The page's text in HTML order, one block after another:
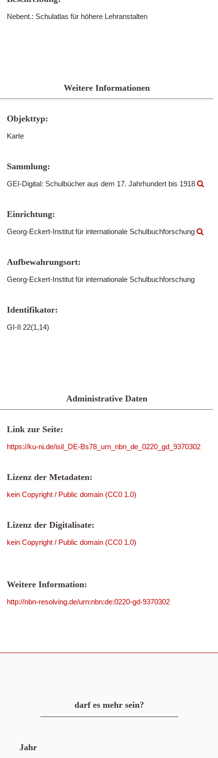
Nebent.: Schulatlas für höhere Lehranstalten
Weitere Informationen
Objekttyp:
Karte
Sammlung:
GEI-Digital: Schulbücher aus dem 17. Jahrhundert bis 1918
Einrichtung:
Georg-Eckert-Institut für internationale Schulbuchforschung
Aufbewahrungsort:
Georg-Eckert-Institut für internationale Schulbuchforschung
Identifikator:
GI-II 22(1,14)
Administrative Daten
Link zur Seite:
https://ku-ni.de/isil_DE-Bs78_urn_nbn_de_0220_gd_9370302
Lizenz der Metadaten:
kein Copyright / Public domain (CC0 1.0)
Lizenz der Digitalisate:
kein Copyright / Public domain (CC0 1.0)
Weitere Information:
http://nbn-resolving.de/urn:nbn:de:0220-gd-9370302
darf es mehr sein?
Jahr